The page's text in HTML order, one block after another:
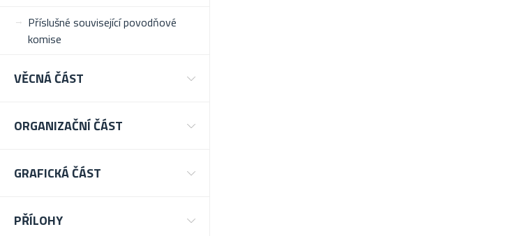
Příslušné související povodňové
komise
VĚCNÁ ČÁST
ORGANIZAČNÍ ČÁST
GRAFICKÁ ČÁST
PŘÍLOHY